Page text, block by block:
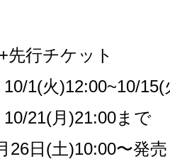
行チケット
1(火)12:00~10/15(
21(月)21:00まで
日(土)10:00〜発売